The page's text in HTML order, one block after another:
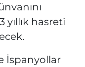
yıllık hasreti
İspanyollar